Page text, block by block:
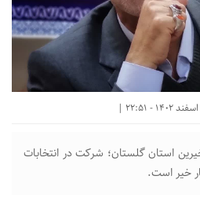
استان گلستان؛ شرکت در انتخابات
خیر است.